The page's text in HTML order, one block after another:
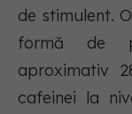
de stimulent.
formă de
aproximativ
cafeinei la